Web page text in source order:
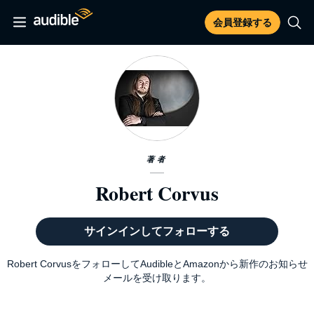
会員登録する
著者
Robert Corvus
サインインしてフォローする
Robert CorvusをフォローしてAudibleとAmazonから新作のお知らせ
メールを受け取ります。